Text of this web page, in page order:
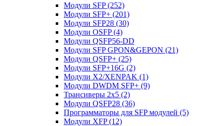
Модули SFP(252)
Модули SFP+ (201)
Модули SFP28 (30)
Модули OSFP(4)
Модули QSFP56-DD
Модули SFP GPON&GEPON (21)
Модули QSFP+ (25)
Модули SFP+16G (2)
Модули X2/XENPAK (1)
Модули DWDM SFP+ (9)
Трансиверы 2x5 (2)
Модули QSFP28 (36)
Программаторы для SFP модулей (5)
Модули XFP(12)